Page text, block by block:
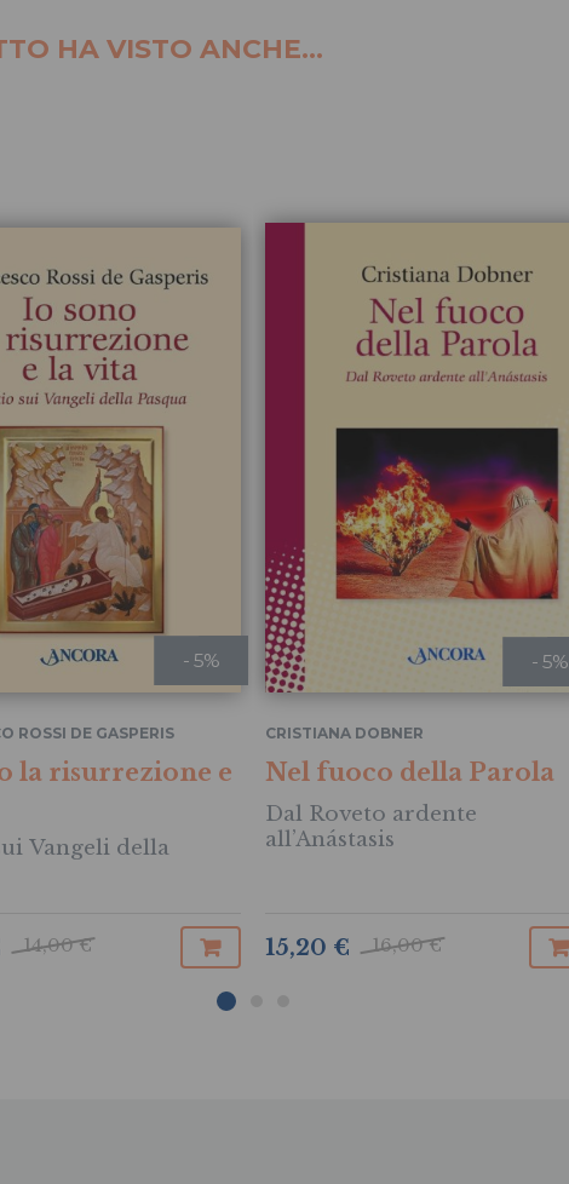
HA VISTO ANCHE...
- 5%
ROSSI DE GASPERIS
la risurrezione e
Vangeli della
14,00 €
- 5%
CRISTIANA DOBNER
Nel fuoco della Parola
Dal Roveto ardente
all’Anástasis
16,00 €
15,20 €